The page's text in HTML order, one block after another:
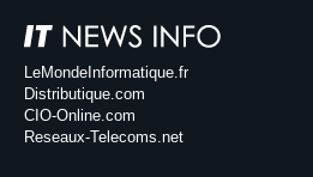
LeMondeInformatique.fr
Distributique.com
CIO-Online.com
Reseaux-Telecoms.net